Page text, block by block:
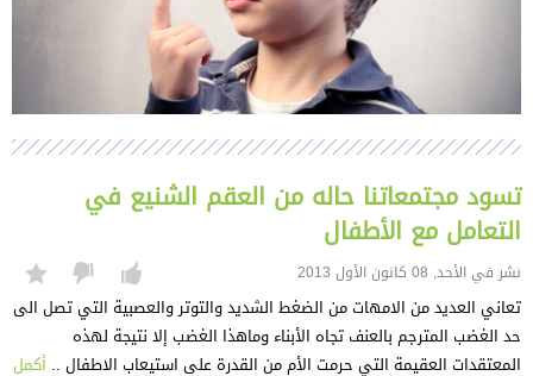
تسود مجتمعاتنا حاله من العقم الشنيع في
التعامل مع الأطفال
نشر في الأحد, 08 كانون الأول 2013
تعاني العديد من الامهات من الضغط الشديد والتوتر والعصبية التي تصل الى
حد الغضب المترجم بالعنف تجاه الأبناء وماهذا الغضب إلا نتيجة لهذه
المعتقدات العقيمة التي حرمت الأم من القدرة على استيعاب الاطفال .. أكمل